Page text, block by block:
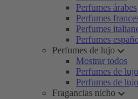
Perfumes árabes
Perfumes
Perfumes
Perfumes
Perfumes de lujo
Mostrar todos
Perfumes de
Perfumes de
Fragancias nicho